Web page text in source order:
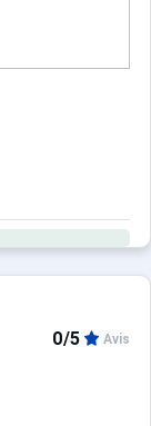
0/5 Avis